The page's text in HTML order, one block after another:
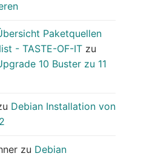
Paketquellen
- TASTE-OF-IT zu
10 Buster zu 11
Debian Installation von
zu Debian